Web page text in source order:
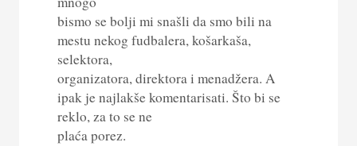
bismo se bolji mi snašli da smo bili na
mestu nekog fudbalera, košarkaša,
selektora,
organizatora, direktora i menadžera. A
ipak je najlakše komentarisati. Što bi se
reklo, za to se ne
plaća porez.